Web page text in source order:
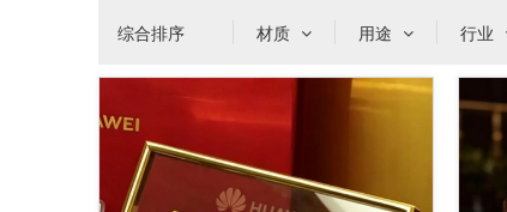
综合排序 材质 用途 行业